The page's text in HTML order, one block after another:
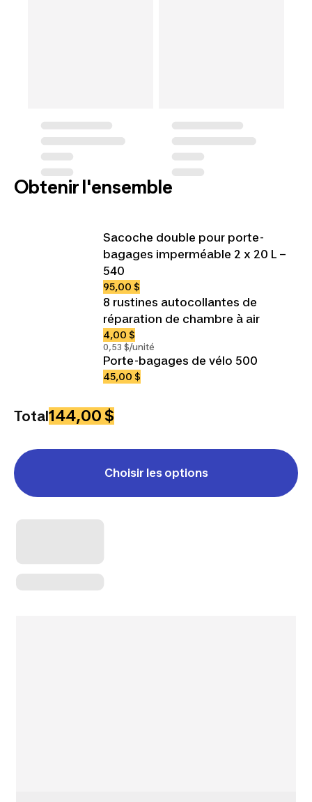
Obtenir l'ensemble
Sacoche double pour porte-
bagages imperméable 2 x 20 L –
540
95,00 $
8 rustines autocollantes de
réparation de chambre à air
4,00 $
0,53 $/unité
Porte-bagages de vélo 500
45,00 $
Total144,00 $
Choisir les options